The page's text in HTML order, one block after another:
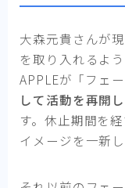
大森元貴さんが
を取り入れるよ
APPLEが「フェ
して活動を再開
す。休止期間を
イメージを一新